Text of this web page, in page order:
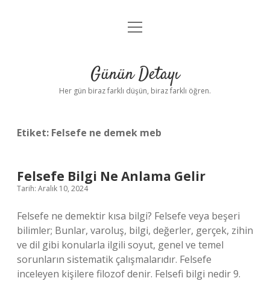
Anasayfa
Yasal Uyarı
menüyü
Günün Detayı
Her gün biraz farklı düşün, biraz farklı öğren.
Etiket: Felsefe ne demek meb
Felsefe Bilgi Ne Anlama Gelir
Tarih: Aralık 10, 2024
Felsefe ne demektir kısa bilgi? Felsefe veya beşeri
bilimler; Bunlar, varoluş, bilgi, değerler, gerçek, zihin
ve dil gibi konularla ilgili soyut, genel ve temel
sorunların sistematik çalışmalarıdır. Felsefe
inceleyen kişilere filozof denir. Felsefi bilgi nedir 9.